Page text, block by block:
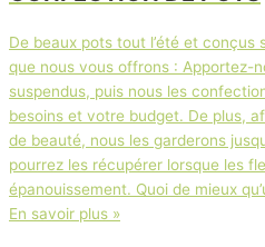
De beaux pots tout l’été et conçus
que nous vous offrons : Apportez-
suspendus, puis nous les
besoins et votre budget. De plus,
de beauté, nous les garderons
pourrez les récupérer lorsque les
épanouissement. Quoi de mieux
En savoir plus »